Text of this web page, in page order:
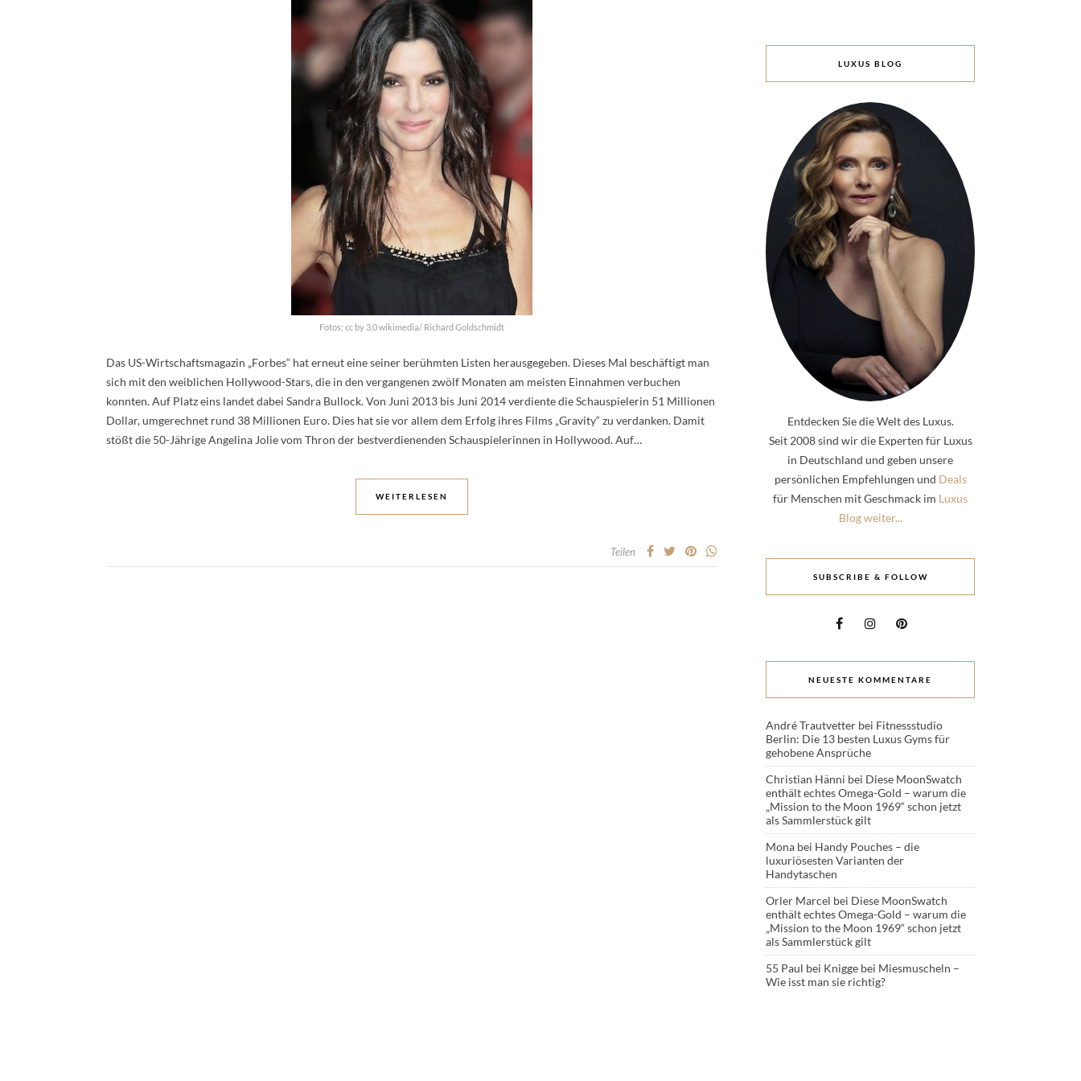
Fotos: cc by 3.0 wikimedia/ Richard Goldschmidt
Das US-Wirtschaftsmagazin „Forbes“ hat erneut eine seiner berühmten Listen herausgegeben. Dieses Mal beschäftigt man
sich mit den weiblichen Hollywood-Stars, die in den vergangenen zwölf Monaten am meisten Einnahmen verbuchen
konnten. Auf Platz eins landet dabei Sandra Bullock. Von Juni 2013 bis Juni 2014 verdiente die Schauspielerin 51 Millionen
Dollar, umgerechnet rund 38 Millionen Euro. Dies hat sie vor allem dem Erfolg ihres Films „Gravity“ zu verdanken. Damit
stößt die 50-Jährige Angelina Jolie vom Thron der bestverdienenden Schauspielerinnen in Hollywood. Auf…
WEITERLESEN
Teilen
LUXUS BLOG
Entdecken Sie die Welt des Luxus.
Seit 2008 sind wir die Experten für Luxus
in Deutschland und geben unsere
persönlichen Empfehlungen und Deals
für Menschen mit Geschmack im Luxus
Blog weiter...
SUBSCRIBE & FOLLOW
NEUESTE KOMMENTARE
André Trautvetter bei Fitnessstudio
Berlin: Die 13 besten Luxus Gyms für
gehobene Ansprüche
Christian Hänni bei Diese MoonSwatch
enthält echtes Omega-Gold – warum die
„Mission to the Moon 1969“ schon jetzt
als Sammlerstück gilt
Mona bei Handy Pouches – die
luxuriösesten Varianten der
Handytaschen
Orler Marcel bei Diese MoonSwatch
enthält echtes Omega-Gold – warum die
„Mission to the Moon 1969“ schon jetzt
als Sammlerstück gilt
55 Paul bei Knigge bei Miesmuscheln –
Wie isst man sie richtig?